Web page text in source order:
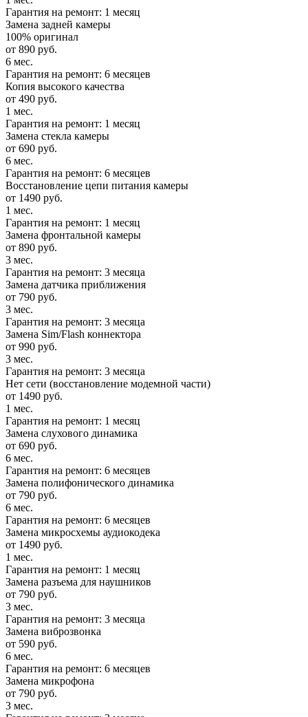
Гарантия на ремонт: 1 месяц
Замена задней камеры
100% оригинал
от 890 руб.
6 мес.
Гарантия на ремонт: 6 месяцев
Копия высокого качества
от 490 руб.
1 мес.
Гарантия на ремонт: 1 месяц
Замена стекла камеры
от 690 руб.
6 мес.
Гарантия на ремонт: 6 месяцев
Восстановление цепи питания камеры
от 1490 руб.
1 мес.
Гарантия на ремонт: 1 месяц
Замена фронтальной камеры
от 890 руб.
3 мес.
Гарантия на ремонт: 3 месяца
Замена датчика приближения
от 790 руб.
3 мес.
Гарантия на ремонт: 3 месяца
Замена Sim/Flash коннектора
от 990 руб.
3 мес.
Гарантия на ремонт: 3 месяца
Нет сети (восстановление модемной части)
от 1490 руб.
1 мес.
Гарантия на ремонт: 1 месяц
Замена слухового динамика
от 690 руб.
6 мес.
Гарантия на ремонт: 6 месяцев
Замена полифонического динамика
от 790 руб.
6 мес.
Гарантия на ремонт: 6 месяцев
Замена микросхемы аудиокодека
от 1490 руб.
1 мес.
Гарантия на ремонт: 1 месяц
Замена разъема для наушников
от 790 руб.
3 мес.
Гарантия на ремонт: 3 месяца
Замена виброзвонка
от 590 руб.
6 мес.
Гарантия на ремонт: 6 месяцев
Замена микрофона
от 790 руб.
3 мес.